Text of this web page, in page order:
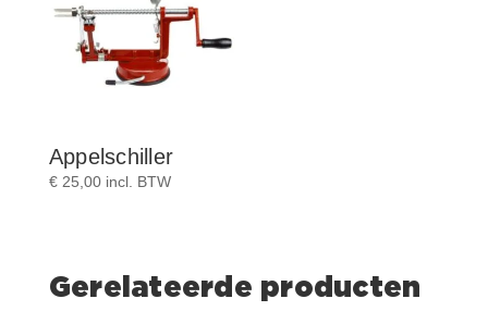
Appelschiller
€25,00 incl. BTW
Gerelateerde producten